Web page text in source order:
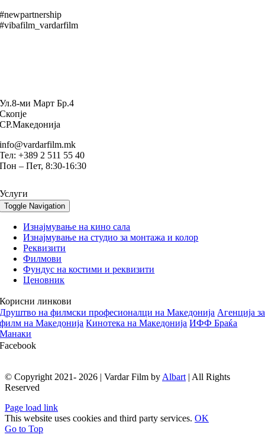
#newpartnership
#vibafilm_vardarfilm
Ул.8-ми Март Бр.4
Скопје
СР.Македонија
info@vardarfilm.mk
Тел: +389 2 511 55 40
Пон – Пет, 8:30-16:30
Услуги
Toggle Navigation
Изнајмување на кино сала
Изнајмување на студио за монтажа и колор
Реквизити
Филмови
Фундус на костими и реквизити
Ценовник
Корисни линкови
Друштво на филмски професионалци на Македонија Aгенција за
филм на Македонија Кинотека на Македонија ИФФ Браќа
Манаки
Facebook
© Copyright 2021- 2026 | Vardar Film by Albart | All Rights
Reserved
Page load link
This website uses cookies and third party services. OK
Go to Top